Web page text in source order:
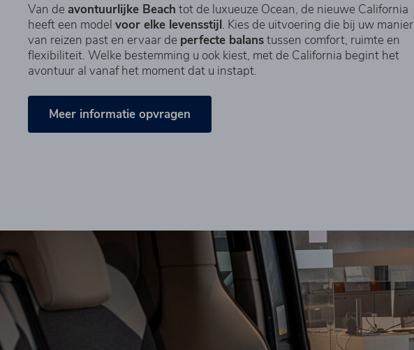
Van de avontuurlijke Beach tot de luxueuze Ocean, de nieuwe California
heeft een model voor elke levensstijl. Kies de uitvoering die bij uw manier
van reizen past en ervaar de perfecte balanstussen comfort, ruimte en
flexibiliteit. Welke bestemming u ook kiest, met de California begint het
avontuur al vanaf het moment dat u instapt.
Meer informatie opvragen